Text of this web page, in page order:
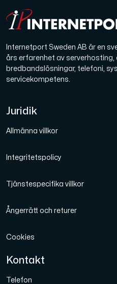
Internetport Sweden AB är en
års erfarenhet av serverhosting,
bredbandslösningar, telefoni,
servicekompetens.
Juridik
Allmänna villkor
Integritetspolicy
Tjänstespecifika villkor
Ångerrätt och returer
Cookies
Kontakt
Telefon